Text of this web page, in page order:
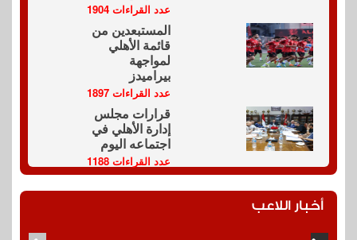
عدد القراءات 1904
المستبعدين من
قائمة الأهلي
لمواجهة
بيراميدز
عدد القراءات 1897
قرارات مجلس
إدارة الأهلي في
اجتماعه اليوم
عدد القراءات 1188
أخبار اللاعب